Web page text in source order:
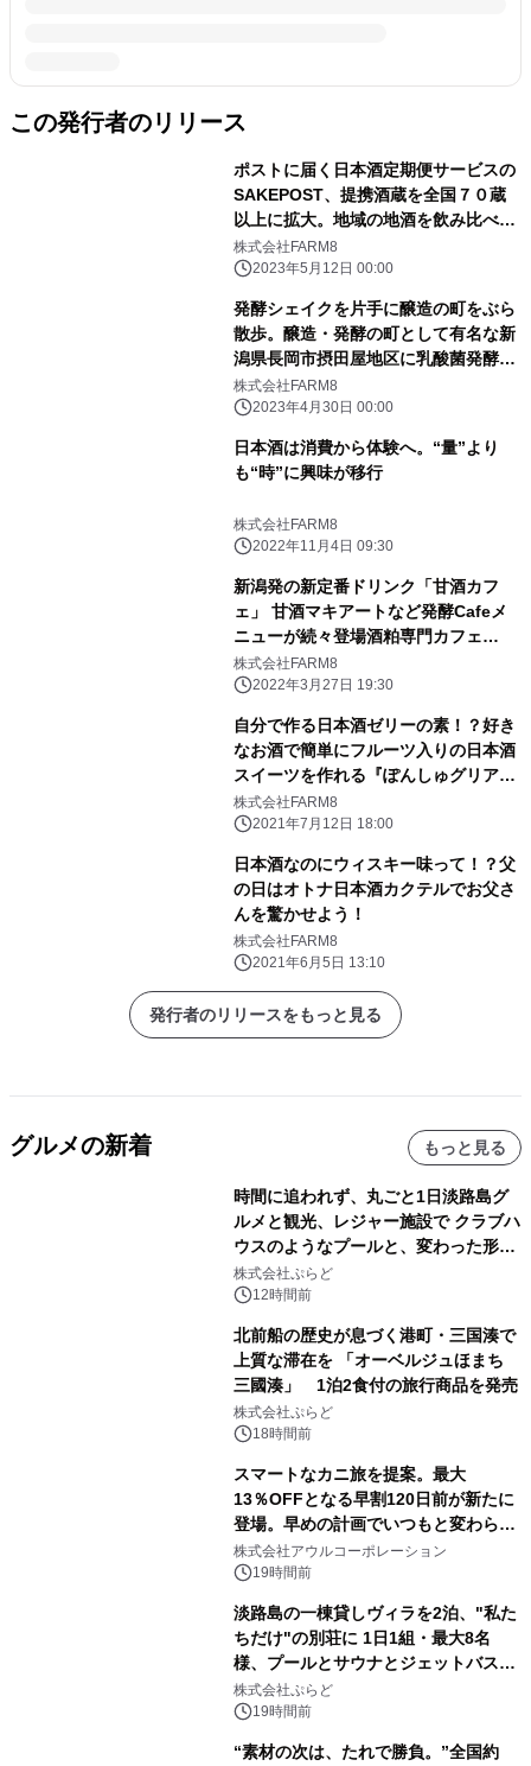
この発行者のリリース
ポストに届く日本酒定期便サービスの
SAKEPOST、提携酒蔵を全国７０蔵
以上に拡大。地域の地酒を飲み比べる
サービスとして新潟県からエリアを広
げ事業拡大へ。
株式会社FARM8
2023年5月12日 00:00
発酵シェイクを片手に醸造の町をぶら
散歩。醸造・発酵の町として有名な新
潟県長岡市摂田屋地区に乳酸菌発酵酒
粕シェイクを提供する発酵ドリンクス
タンドHacco to go!がOPEN。
株式会社FARM8
2023年4月30日 00:00
日本酒は消費から体験へ。“量”より
も“時”に興味が移行
株式会社FARM8
2022年11月4日 09:30
新潟発の新定番ドリンク「甘酒カフ
ェ」 甘酒マキアートなど発酵Cafeメ
ニューが続々登場酒粕専門カフェ
Hacco to go!新潟駅店にて提供開始
株式会社FARM8
2022年3月27日 19:30
自分で作る日本酒ゼリーの素！？好き
なお酒で簡単にフルーツ入りの日本酒
スイーツを作れる『ぽんしゅグリアゼ
リー』新発売
株式会社FARM8
2021年7月12日 18:00
日本酒なのにウィスキー味って！？父
の日はオトナ日本酒カクテルでお父さ
んを驚かせよう！
株式会社FARM8
2021年6月5日 13:10
発行者のリリースをもっと見る
グルメの新着 もっと見る
時間に追われず、丸ごと1日淡路島グ
ルメと観光、レジャー施設で クラブハ
ウスのようなプールと、変わった形の
サウナも 「THE BOXY AWAJI」のお
得な素泊まり連泊プランで
株式会社ぷらど
12時間前
北前船の歴史が息づく港町・三国湊で
上質な滞在を 「オーベルジュほまち
三國湊」 1泊2食付の旅行商品を発売
株式会社ぷらど
18時間前
スマートなカニ旅を提案。最大
13％OFFとなる早割120日前が新たに
登場。早めの計画でいつもと変わらぬ
大人の冬旅を。ー夕日ヶ浦温泉「佳松
苑 別邸ふうか」ー
株式会社アウルコーポレーション
19時間前
淡路島の一棟貸しヴィラを2泊、"私た
ちだけ"の別荘に 1日1組・最大8名
様、プールとサウナとジェットバス付
きで Villa Mon Temps AWAJIの連泊
素泊りプラン
株式会社ぷらど
19時間前
“素材の次は、たれで勝負。”全国約